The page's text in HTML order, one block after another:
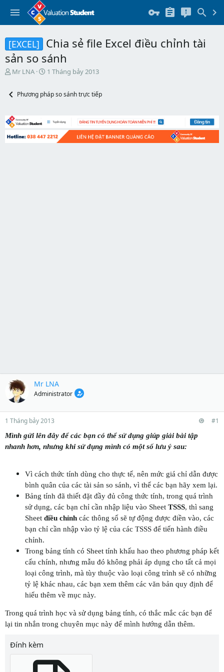
[EXCEL]
Chia sẻ file Excel điều chỉnh tài
sản so sánh
T
e
d
s
t
Mr LNA
N
y
t
đ
1 Tháng bảy 2013
Phương pháp so sánh trực tiếp
Mr LNA
Administrator
1 Tháng bảy 2013 #1
Mình gửi lên đây để các bạn có thể sử dụng giúp giải bài tập
nhanh hơn, nhưng khi sử dụng mình có một số lưu ý sau:
Vì cách thức tính dùng cho thực tế, nên mức giá chỉ dẫn được
bình quân của các tài sản so sánh, vì thế các bạn hãy xem lại.
Bảng tính đã thiết đặt đầy đủ công thức tính, trong quá trình
sử dụng, các bạn chỉ cần nhập liệu vào Sheet TSSS, thì sang
Sheet điều chỉnh các thông số sẽ tự động được điền vào, các
bạn chỉ cần nhập vào tỷ lệ của các TSSS để tiến hành điều
chỉnh.
Trong bảng tính có Sheet tính khấu hao theo phương pháp kết
cấu chính, nhưng mẫu đó không phải áp dụng cho tất cả mọi
loại công trình, mà tùy thuộc vào loại công trình sẽ có những
tỷ lệ khác nhau, các bạn xem thêm các văn bản quy định để
hiểu thêm về mục này.
​Trong quá trình học và sử dụng bảng tính, có thắc mắc các bạn để
lại tin nhắn trong chuyên mục này để mình hướng dẫn thêm.
Đính kèm